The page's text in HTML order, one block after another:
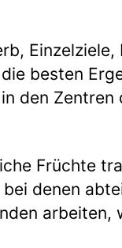
Einzelziele,
besten
den Zentren
Früchte
denen
arbeiten,